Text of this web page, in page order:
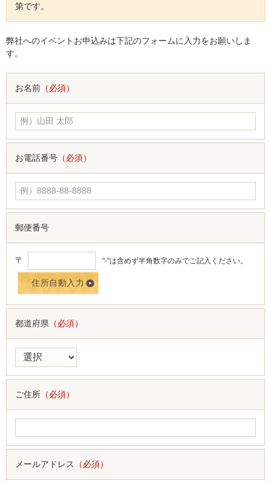
第です。
弊社へのイベントお申込みは下記のフォームに入力をお願いしま
す。
お名前 （必須）
お電話番号 （必須）
郵便番号
〒 "-"は含めず半角数字のみでご記入ください。
都道府県 （必須）
ご住所 （必須）
メールアドレス （必須）